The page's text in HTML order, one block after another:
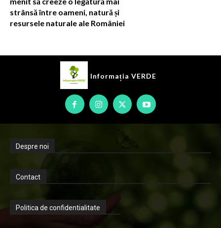
strânsă între oameni, natură și
resursele naturale ale României
Informația VERDE
Despre noi
Contact
Politica de confidentialitate